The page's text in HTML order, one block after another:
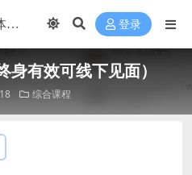
登录
有效可线下见面）
综合课程